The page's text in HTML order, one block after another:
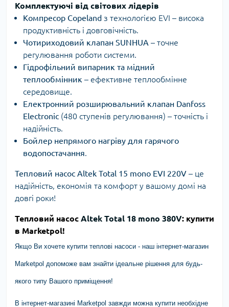
Комплектуючі від світових лідерів
Компресор Copeland з технологією EVI – висока
продуктивність і довговічність.
Чотириходовий клапан SUNHUA – точне
регулювання роботи системи.
Гідрофільний випарник та мідний
теплообмінник – ефективне теплообмінне
середовище.
Електронний розширювальний клапан Danfoss
Electronic (480 ступенів регулювання) – точність і
надійність.
Бойлер непрямого нагріву для гарячого
водопостачання
Тепловий насос Altek Total 15 mono EVI 220V – це
надійність, економія та комфорт у вашому домі на
довгі роки!
Тепловий насос Altek Total 18 mono 380V: купити
в Marketpol!
Якщо Ви хочете купити теплові насоси - наш інтернет-магазин
Marketpol допоможе вам знайти ідеальне рішення для будь-
якого типу Вашого приміщення!
В інтернет-магазині Marketpol завжди можна купити необхідне